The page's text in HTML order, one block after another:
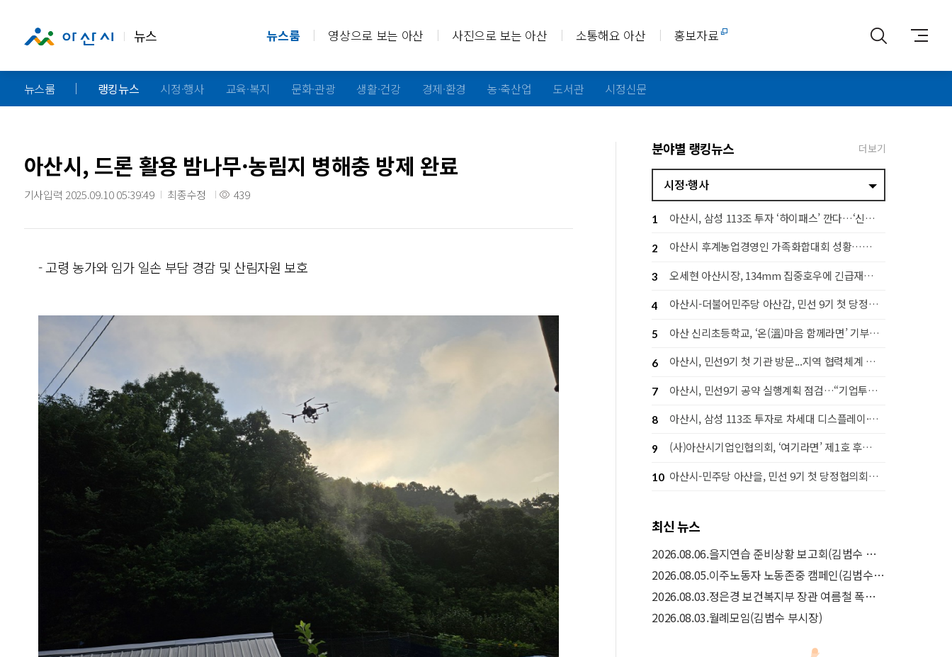
뉴스 뉴스룸 영상으로 보는 아산 사진으로 보는 아산 소통해요 아산 홍보자료
뉴스룸 랭킹뉴스 시정·행사 교육·복지 문화·관광 생활·건강 경제·환경 농·축산업 도서관 시정신문
아산시, 드론 활용 밤나무·농림지 병해충 방제 완료
기사입력 2025.09.10 05:39:49 최종수정 439
- 고령 농가와 임가 일손 부담 경감 및 산림자원 보호
분야별 랭킹뉴스 더보기
시정·행사
1 아산시, 삼성 113조 투자 ‘하이패스’ 깐다…‘신속 지원·전략 대응 추진단’ 가동
2 아산시 후계농업경영인 가족화합대회 성황…세대 잇는 농업 공동체 구축
3 오세현 아산시장, 134mm 집중호우에 긴급재난대책회의 소집
4 아산시-더불어민주당 아산갑, 민선 9기 첫 당정협의회…지역 발전 협력 다짐
5 아산 신리초등학교, ‘온(溫)마음 함께라면’ 기부행사로 라면 1,442개 후원
6 아산시, 민선9기 첫 기관 방문...지역 협력체계 강화 나서
7 아산시, 민선9기 공약 실행계획 점검…“기업투자·시민체감 성과 함께 높인다”
8 아산시, 삼성 113조 투자로 차세대 디스플레이·고대역폭 메모리(HBM) 후공정 핵심도시 도약
9 (사)아산시기업인협의회, ‘여기라면’ 제1호 후원으로 따뜻한 나눔 실천
10 아산시-민주당 아산을, 민선 9기 첫 당정협의회…‘50만 자족도시’ 실현 맞손
최신 뉴스
2026.08.06.을지연습 준비상황 보고회(김범수 부시장)
2026.08.05.이주노동자 노동존중 캠페인(김범수 부시장)
2026.08.03.정은경 보건복지부 장관 여름철 폭염 취약계층 보호대책(드론 예찰) 현장방문(김범수 부시장)
2026.08.03.월례모임(김범수 부시장)